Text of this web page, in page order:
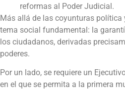
reformas al Poder Judicial.
Más allá de las coyunturas política
tema social fundamental: la
los ciudadanos, derivadas
poderes.
Por un lado, se requiere un
en el que se permita a la primera